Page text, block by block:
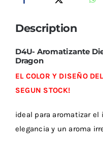
Description
D4U- Aromatizante
Dragon
EL COLOR Y DISEÑO
SEGUN STOCK!
ideal para aromatizar
elegancia y un aroma